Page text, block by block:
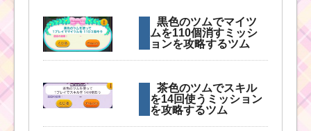
新イベントカレンダー
は？ツムツム攻略のカ
ギを握る5つのメリット
黒色のツムでマイツ
ムを110個消すミッシ
ョンを攻略するツム
茶色のツムでスキル
を14回使うミッション
を攻略するツム